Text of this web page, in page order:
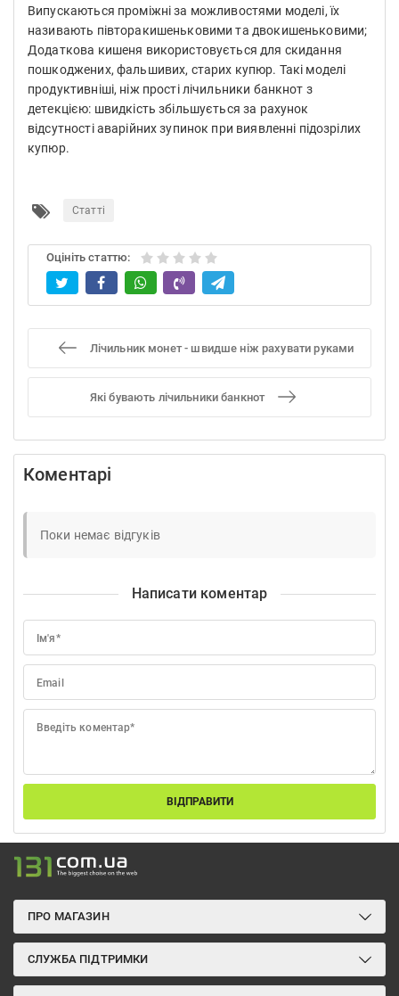
Випускаються проміжні за можливостями моделі, їх
називають півторакишеньковими та двокишеньковими;
Додаткова кишеня використовується для скидання
пошкоджених, фальшивих, старих купюр. Такі моделі
продуктивніші, ніж прості лічильники банкнот з
детекцією: швидкість збільшується за рахунок
відсутності аварійних зупинок при виявленні підозрілих
купюр.
Статті
Оцініть статтю:
Лічильник монет - швидше ніж рахувати руками
Які бувають лічильники банкнот
Коментарі
Поки немає відгуків
Написати коментар
Ім'я*
Email
Введіть коментар*
ВІДПРАВИТИ
ПРО МАГАЗИН
СЛУЖБА ПІДТРИМКИ